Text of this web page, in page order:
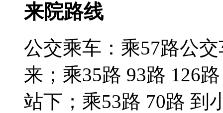
来院路线
公交乘车：乘57路公
来；乘35路 93路 126
站下；乘53路 70路 到